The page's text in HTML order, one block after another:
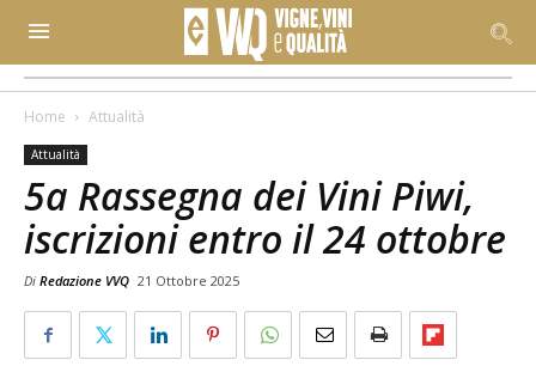
Home Attualità
Attualità
5a Rassegna dei Vini Piwi,
iscrizioni entro il 24 ottobre
Di Redazione VVQ 21 Ottobre 2025